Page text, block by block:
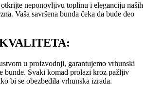
neponovljivu toplinu i eleganciju naših
Vaša savršena bunda čeka da bude deo
u proizvodnji, garantujemo vrhunski
bunde. Svaki komad prolazi kroz pažljiv
bi se obezbedila vrhunska izrada.